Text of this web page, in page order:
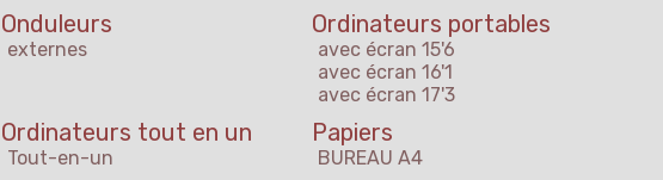
Onduleurs
externes
Ordinateurs portables
avec écran 15'6
avec écran 16'1
avec écran 17'3
Ordinateurs tout en un
Tout-en-un
Papiers
BUREAU A4